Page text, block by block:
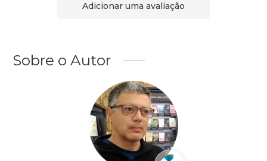
Adicionar uma avaliação
Sobre o Autor